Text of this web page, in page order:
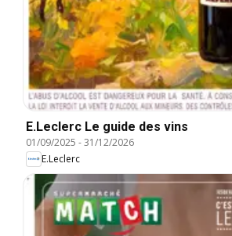
E.Leclerc Le guide des vins
01/09/2025 -31/12/2026
E.Leclerc